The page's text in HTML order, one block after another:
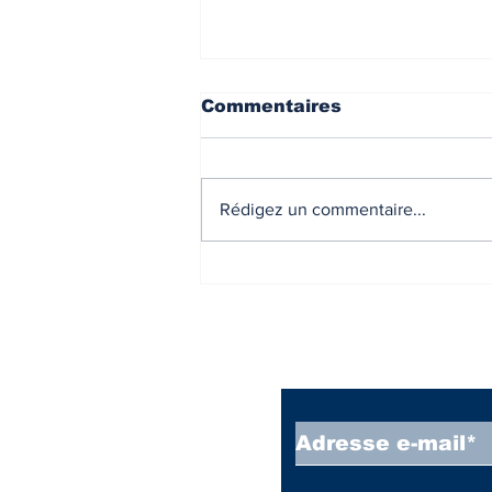
rupture.
Commentaires
Rédigez un commentaire...